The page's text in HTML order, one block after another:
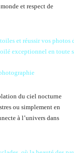
et respect de
du ciel nocturne
ou simplement en
à l’univers dans